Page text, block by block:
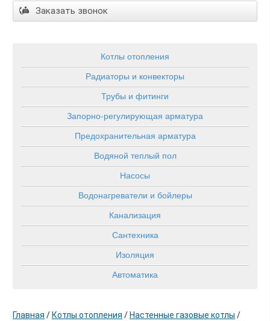
Заказать звонок
Котлы отопления
Радиаторы и конвекторы
Трубы и фитинги
Запорно-регулирующая арматура
Предохранительная арматура
Водяной теплый пол
Насосы
Водонагреватели и бойлеры
Канализация
Сантехника
Изоляция
Автоматика
Главная / Котлы отопления / Настенные газовые котлы /